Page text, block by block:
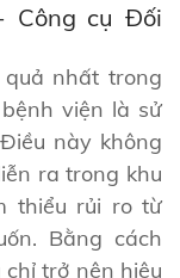
Công cụ Đối
nhất trong
viện là sử
này không
ra trong khu
thiểu rủi ro từ
Bằng cách
trở nên hiệu